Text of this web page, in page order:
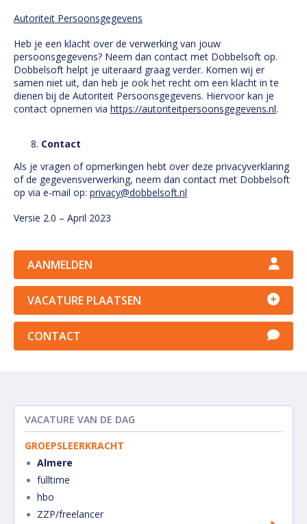
Autoriteit Persoonsgegevens
Heb je een klacht over de verwerking van jouw
persoonsgegevens? Neem dan contact met Dobbelsoft op.
Dobbelsoft helpt je uiteraard graag verder. Komen wij er
samen niet uit, dan heb je ook het recht om een ​​klacht in te
dienen bij de Autoriteit Persoonsgegevens. Hiervoor kan je
contact opnemen via https://autoriteitpersoonsgegevens.nl.
Contact
Als je vragen of opmerkingen hebt over deze privacyverklaring
of de gegevensverwerking, neem dan contact met Dobbelsoft
op via e-mail op: privacy@dobbelsoft.nl
Versie 2.0 – April 2023
AANMELDEN
VACATURE PLAATSEN
CONTACT
VACATURE VAN DE DAG
GROEPSLEERKRACHT
Almere
fulltime
hbo
ZZP/freelancer